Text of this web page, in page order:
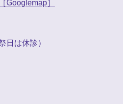
Googlemap］
日は休診）